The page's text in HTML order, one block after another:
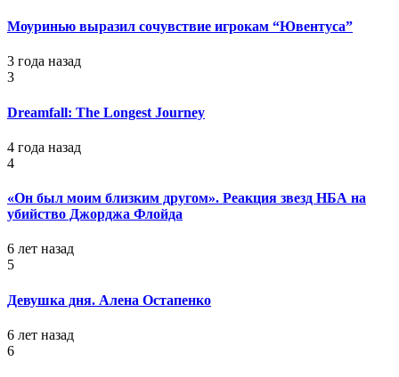
Моуринью выразил сочувствие игрокам “Ювентуса”
3 года назад
3
Dreamfall: The Longest Journey
4 года назад
4
«Он был моим близким другом». Реакция звезд НБА на
убийство Джорджа Флойда
6 лет назад
5
Девушка дня. Алена Остапенко
6 лет назад
6